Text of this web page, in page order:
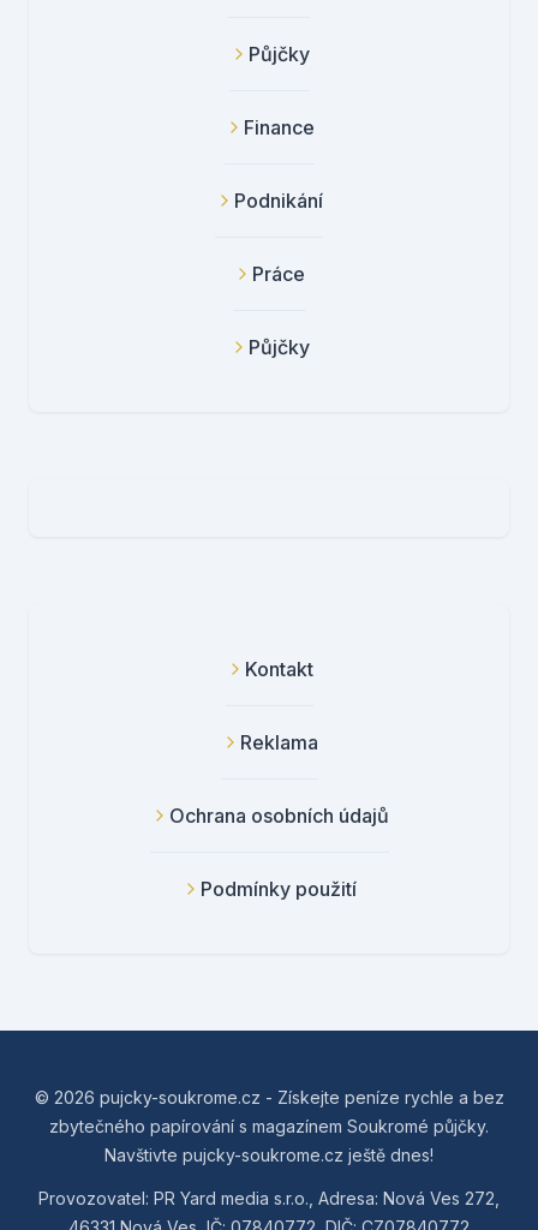
Půjčky
Finance
Podnikání
Práce
Půjčky
Kontakt
Reklama
Ochrana osobních údajů
Podmínky použití
© 2026 pujcky-soukrome.cz - Získejte peníze rychle a bez
zbytečného papírování s magazínem Soukromé půjčky.
Navštivte pujcky-soukrome.cz ještě dnes!
Provozovatel: PR Yard media s.r.o., Adresa: Nová Ves 272,